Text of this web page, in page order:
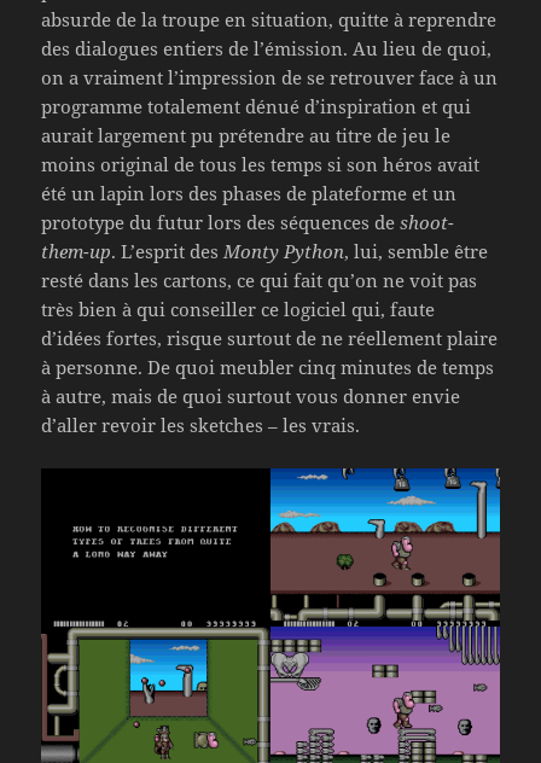
absurde de la troupe en situation, quitte à reprendre
des dialogues entiers de l’émission. Au lieu de quoi,
on a vraiment l’impression de se retrouver face à un
programme totalement dénué d’inspiration et qui
aurait largement pu prétendre au titre de jeu le
moins original de tous les temps si son héros avait
été un lapin lors des phases de plateforme et un
prototype du futur lors des séquences deshoot-
them-up. L’esprit des Monty Python, lui, semble être
resté dans les cartons, ce qui fait qu’on ne voit pas
très bien à qui conseiller ce logiciel qui, faute
d’idées fortes, risque surtout de ne réellement plaire
à personne. De quoi meubler cinq minutes de temps
à autre, mais de quoi surtout vous donner envie
d’aller revoir les sketches – les vrais.